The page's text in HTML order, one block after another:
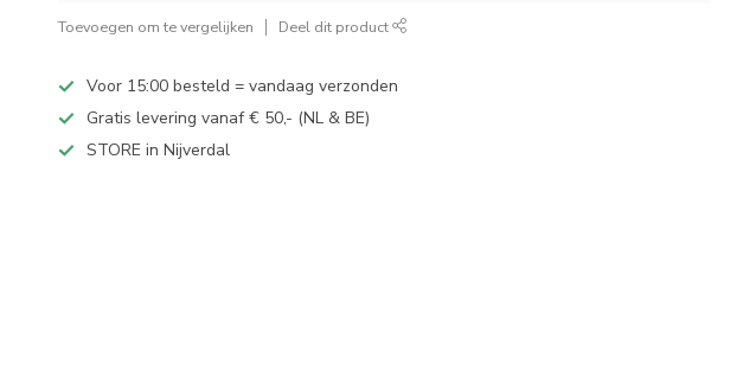
Toevoegen om te vergelijken Deel dit product
Voor 15:00 besteld = vandaag verzonden
Gratis levering vanaf € 50,- (NL & BE)
STORE in Nijverdal